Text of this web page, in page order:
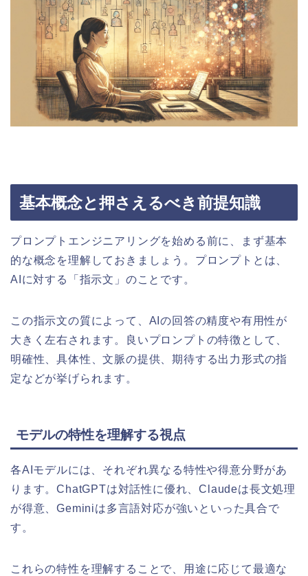
基本概念と押さえるべき前提知識
プロンプトエンジニアリングを始める前に、まず基本
的な概念を理解しておきましょう。プロンプトとは、
AIに対する「指示文」のことです。
この指示文の質によって、AIの回答の精度や有用性が
大きく左右されます。良いプロンプトの特徴として、
明確性、具体性、文脈の提供、期待する出力形式の指
定などが挙げられます。
モデルの特性を理解する視点
各AIモデルには、それぞれ異なる特性や得意分野があ
ります。ChatGPTは対話性に優れ、Claudeは長文処理
が得意、Geminiは多言語対応が強いといった具合で
す。
これらの特性を理解することで、用途に応じて最適な